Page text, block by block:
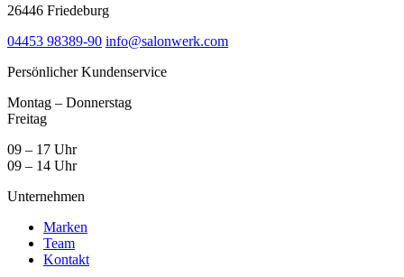
26446 Friedeburg
04453 98389-90 info@salonwerk.com
Persönlicher Kundenservice
Montag – Donnerstag
Freitag
09 – 17 Uhr
09 – 14 Uhr
Unternehmen
Marken
Team
Kontakt